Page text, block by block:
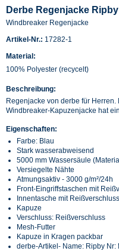
Derbe Regenjacke
Windbreaker Regenjacke
Artikel-Nr.: 17282-1
Material:
100% Polyester (recycelt)
Beschreibung:
Regenjacke von derbe für
Windbreaker-Kapuzenjacke hat
Eigenschaften:
Farbe: Blau
Stark wasserabweisend
5000 mm Wassersäule
Versiegelte Nähte
Atmungsaktiv - 3000 g/m²/24h
Front-Eingriffstaschen mit
Innentasche mit Reißverschluss
Kapuze
Verschluss: Reißverschluss
Mesh-Futter
Kapuze in Kragen packbar
derbe-Artikel- Name: Ripby